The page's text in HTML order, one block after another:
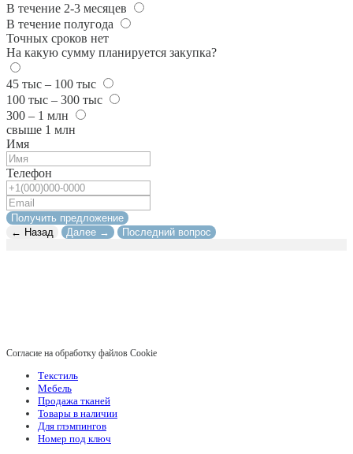
В течение 2-3 месяцев
В течение полугода
Точных сроков нет
На какую сумму планируется закупка?
45 тыс – 100 тыс
100 тыс – 300 тыс
300 – 1 млн
свыше 1 млн
Имя
Телефон
Получить предложение
← Назад
Далее → Последний вопрос
Согласие на обработку файлов Cookie
Текстиль
Мебель
Продажа тканей
Товары в наличии
Для глэмпингов
Номер под ключ